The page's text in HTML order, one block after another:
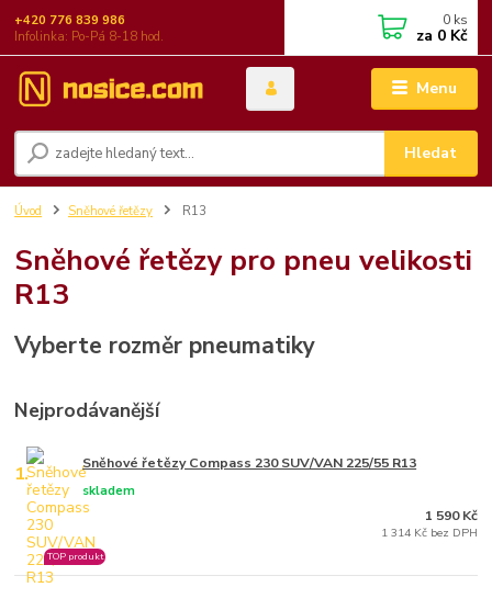
Menu
Hledat
+420 776 839 986
Infolinka: Po-Pá 8-18 hod.
0 ks
za 0 Kč
Úvod Sněhové řetězy R13
Sněhové řetězy pro pneu velikosti
R13
Vyberte rozměr pneumatiky
Nejprodávanější
1. Sněhové řetězy Compass 230 SUV/VAN 225/55 R13
skladem
TOP produkt
1 590 Kč
1 314 Kč bez DPH